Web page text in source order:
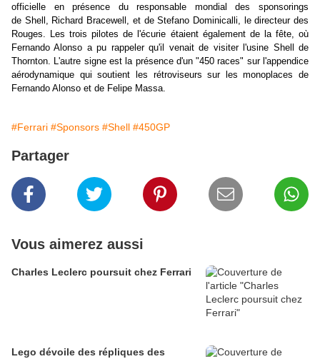
officielle en présence du responsable mondial des sponsorings
de Shell, Richard Bracewell, et de Stefano Dominicalli, le directeur des
Rouges. Les trois pilotes de l'écurie étaient également de la fête, où
Fernando Alonso a pu rappeler qu'il venait de visiter l'usine Shell de
Thornton. L'autre signe est la présence d'un "450 races" sur l'appendice
aérodynamique qui soutient les rétroviseurs sur les monoplaces de
Fernando Alonso et de Felipe Massa.
#Ferrari #Sponsors #Shell #450GP
Partager
Vous aimerez aussi
Charles Leclerc poursuit chez Ferrari
Lego dévoile des répliques des